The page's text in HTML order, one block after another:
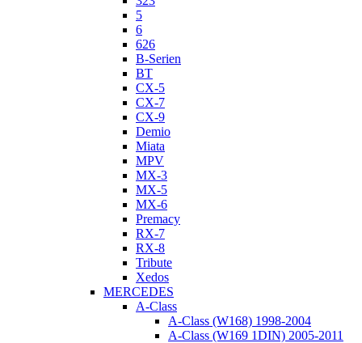
5
6
626
B-Serien
BT
CX-5
CX-7
CX-9
Demio
Miata
MPV
MX-3
MX-5
MX-6
Premacy
RX-7
RX-8
Tribute
Xedos
MERCEDES
A-Class
A-Class (W168) 1998-2004
A-Class (W169 1DIN) 2005-2011